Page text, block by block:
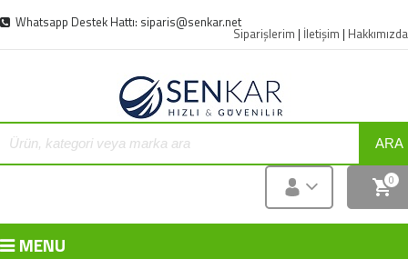
Whatsapp Destek Hattı: siparis@senkar.net
Siparişlerim | İletişim | Hakkımızda
ARA
0
MENU